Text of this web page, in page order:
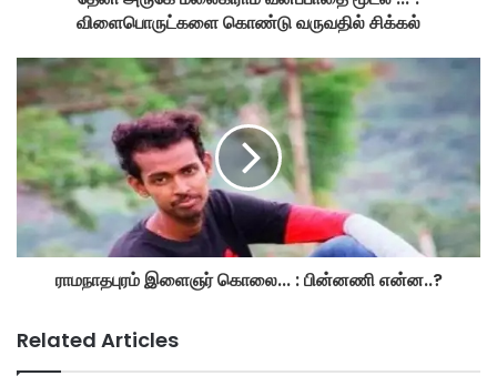
விளைபொருட்களை கொண்டு வருவதில் சிக்கல்
ராமநாதபுரம் இளைஞர் கொலை... : பின்னணி என்ன..?
Related Articles